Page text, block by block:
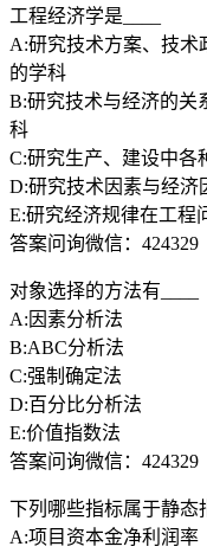
工程经济学是____
A:研究技术方案、技术
的学科
B:研究技术与经济的关
科
C:研究生产、建设中各
D:研究技术因素与经济
E:研究经济规律在工程
答案问询微信：424329
对象选择的方法有____
A:因素分析法
B:ABC分析法
C:强制确定法
D:百分比分析法
E:价值指数法
答案问询微信：424329
下列哪些指标属于静态
A:项目资本金净利润率